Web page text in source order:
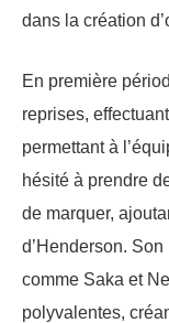
dans la création
En première
reprises,
permettant à
hésité à prendre
de marquer,
d’Henderson.
comme Saka et
polyvalentes,